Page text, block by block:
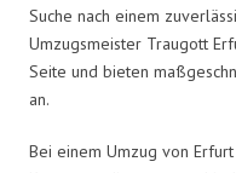
Suche nach einem
Umzugsmeister Traugott
Seite und bieten
an.
Bei einem Umzug von